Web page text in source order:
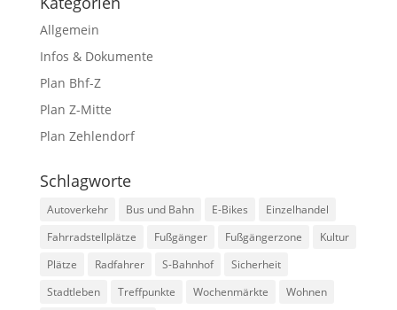
Allgemein
Infos & Dokumente
Plan Bhf-Z
Plan Z-Mitte
Plan Zehlendorf
Schlagworte
Autoverkehr Bus und Bahn E-Bikes
Einzelhandel
Fahrradstellplätze
Fußgänger Fußgängerzone
Kultur
Plätze
Radfahrer S-Bahnhof
Sicherheit
Stadtleben
Treffpunkte Wochenmärkte
Wohnen